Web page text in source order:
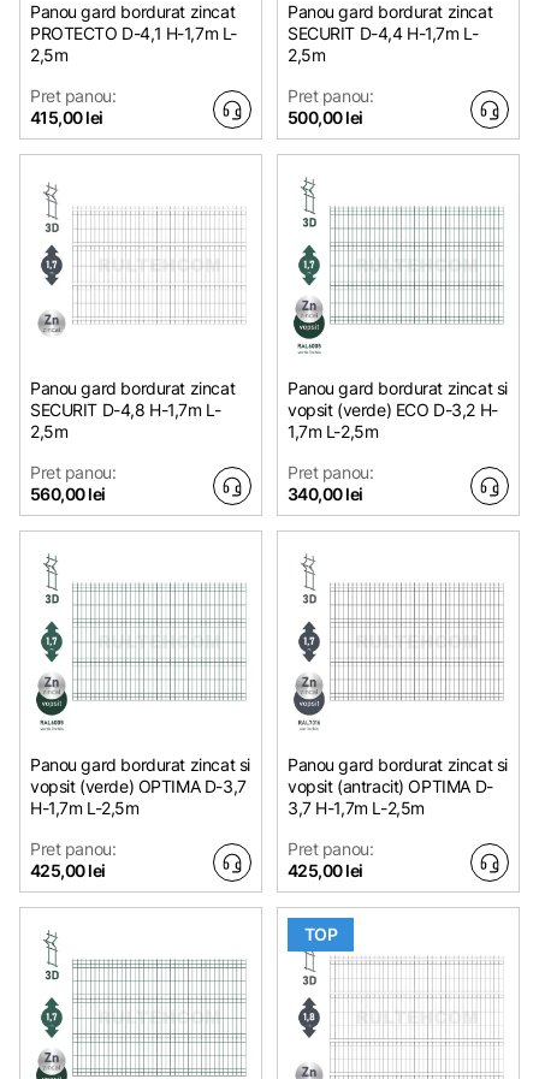
Panou gard bordurat zincat
PROTECTO D-4,1 H-1,7m L-
2,5m
Pret panou:
415,00 lei
Panou gard bordurat zincat
SECURIT D-4,4 H-1,7m L-
2,5m
Pret panou:
500,00 lei
Panou gard bordurat zincat
SECURIT D-4,8 H-1,7m L-
2,5m
Pret panou:
560,00 lei
Panou gard bordurat zincat si
vopsit (verde) ECO D-3,2 H-
1,7m L-2,5m
Pret panou:
340,00 lei
Panou gard bordurat zincat si
vopsit (verde) OPTIMA D-3,7
H-1,7m L-2,5m
Pret panou:
425,00 lei
Panou gard bordurat zincat si
vopsit (antracit) OPTIMA D-
3,7 H-1,7m L-2,5m
Pret panou:
425,00 lei
TOP